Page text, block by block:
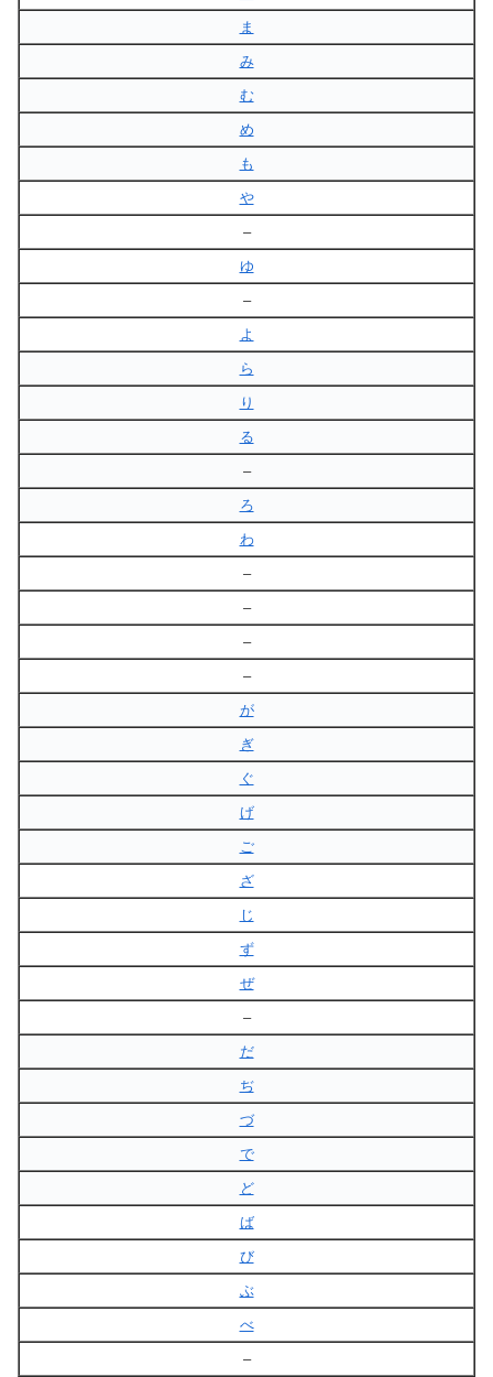
ま
み
む
め
も
や
–
ゆ
–
よ
ら
り
る
–
ろ
わ
–
–
–
–
が
ぎ
ぐ
げ
ご
ざ
じ
ず
ぜ
–
だ
ぢ
づ
で
ど
ば
び
ぶ
べ
–